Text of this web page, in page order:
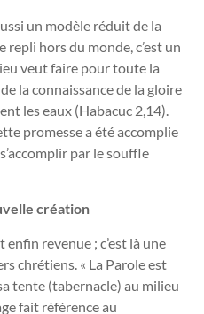
un modèle réduit de la
repli hors du monde, c’est un
veut faire pour toute la
la connaissance de la gloire
les eaux (Habacuc 2,14).
promesse a été accomplie
par le souffle
création
enfin revenue ; c’est là une
chrétiens. « La Parole est
tente (tabernacle) au milieu
fait référence au